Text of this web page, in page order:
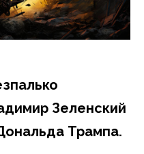
Зеленский
Трампа.